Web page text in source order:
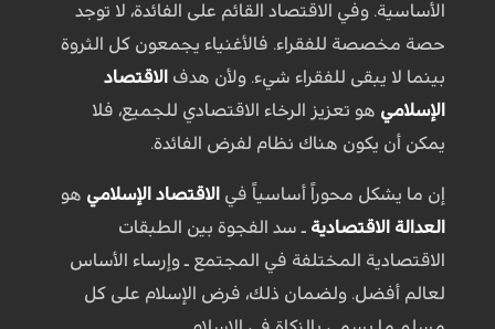
الأساسية. وفي الاقتصاد القائم على الفائدة، لا توجد
حصة مخصصة للفقراء. فالأغنياء يجمعون كل الثروة
بينما لا يبقى للفقراء شيء. ولأن هدف الاقتصاد
الإسلامي هو تعزيز الرخاء الاقتصادي للجميع، فلا
يمكن أن يكون هناك نظام لفرض الفائدة.
إن ما يشكل محوراً أساسياً في الاقتصاد الإسلامي هو
العدالة الاقتصادية ـ سد الفجوة بين الطبقات
الاقتصادية المختلفة في المجتمع ـ وإرساء الأساس
لعالم أفضل. ولضمان ذلك، فرض الإسلام على كل